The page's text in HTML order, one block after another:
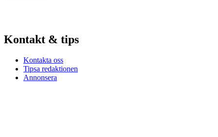
Kontakt & tips
Kontakta oss
Tipsa redaktionen
Annonsera